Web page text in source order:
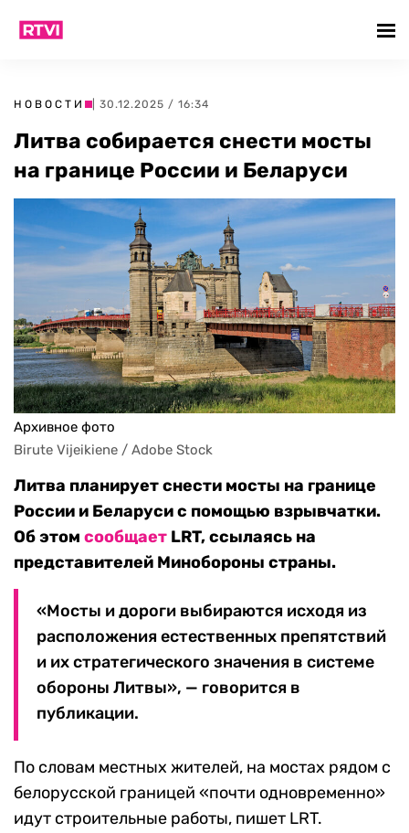
НОВОСТИ | 30.12.2025 / 16:34
Литва собирается снести мосты
на границе России и Беларуси
Архивное фото
Birute Vijeikiene / Adobe Stock
Литва планирует снести мосты на границе
России и Беларуси с помощью взрывчатки.
Об этом сообщает LRT, ссылаясь на
представителей Минобороны страны.
«Мосты и дороги выбираются исходя из
расположения естественных препятствий
и их стратегического значения в системе
обороны Литвы», — говорится в
публикации.
По словам местных жителей, на мостах рядом с
белорусской границей «почти одновременно»
идут строительные работы, пишет LRT.